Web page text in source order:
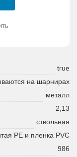
true
на шарнирах
металл
2,13
ствольная
PE и пленка PVC
986